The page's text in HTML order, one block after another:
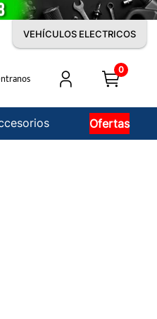
VEHÍCULOS ELECTRICOS
0
Ofertas